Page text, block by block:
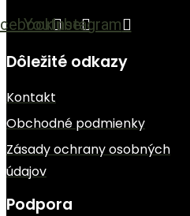
YoutubeInstagram
Dôležité odkazy
Kontakt
Obchodné podmienky
Zásady ochrany osobných
údajov
Podpora